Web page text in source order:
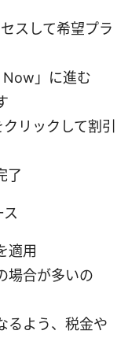
スして希望プラ
Now」に進む
リックして割引
了
適用
場合が多いの
るよう、税金や